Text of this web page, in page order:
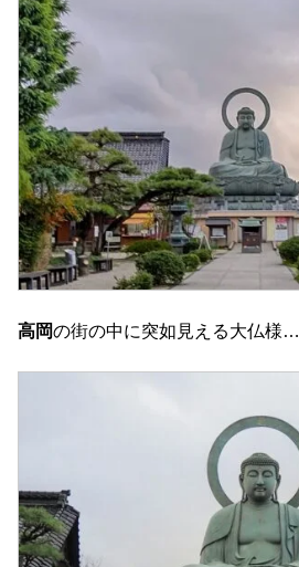
高岡の街の中に突如見える大仏様…